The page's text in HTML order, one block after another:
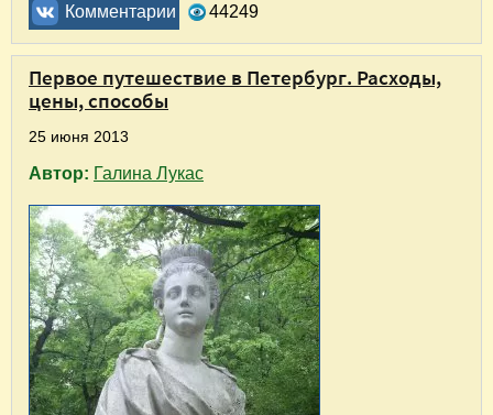
Комментарии
44249
Первое путешествие в Петербург. Расходы,
цены, способы
25 июня 2013
Автор: Галина Лукас